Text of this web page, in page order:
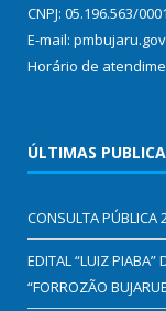
CNPJ: 05.196.563/
E-mail:
Horário de
ÚLTIMAS
CONSULTA PÚBLICA
EDITAL “LUIZ PIABA”
“FORROZÃO